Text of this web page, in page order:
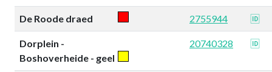
De Roode draed 2755944 🆔
Dorplein -
Boshoverheide - geel
20740328 🆔